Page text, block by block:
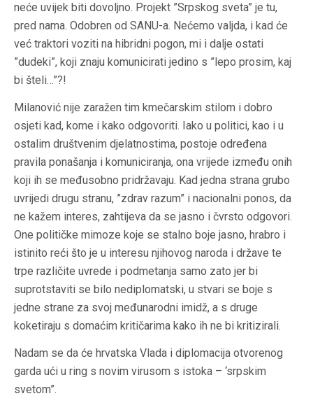
neće uvijek biti dovoljno. Projekt ”Srpskog sveta” je tu,
pred nama. Odobren od SANU-a. Nećemo valjda, i kad će
već traktori voziti na hibridni pogon, mi i dalje ostati
”dudeki”, koji znaju komunicirati jedino s ”lepo prosim, kaj
bi šteli…”?!
Milanović nije zaražen tim kmečarskim stilom i dobro
osjeti kad, kome i kako odgovoriti. Iako u politici, kao i u
ostalim društvenim djelatnostima, postoje određena
pravila ponašanja i komuniciranja, ona vrijede između onih
koji ih se međusobno pridržavaju. Kad jedna strana grubo
uvrijedi drugu stranu, ”zdrav razum” i nacionalni ponos, da
ne kažem interes, zahtijeva da se jasno i čvrsto odgovori.
One političke mimoze koje se stalno boje jasno, hrabro i
istinito reći što je u interesu njihovog naroda i države te
trpe različite uvrede i podmetanja samo zato jer bi
suprotstaviti se bilo nediplomatski, u stvari se boje s
jedne strane za svoj međunarodni imidž, a s druge
koketiraju s domaćim kritičarima kako ih ne bi kritizirali.
Nadam se da će hrvatska Vlada i diplomacija otvorenog
garda ući u ring s novim virusom s istoka – ‘srpskim
svetom”.